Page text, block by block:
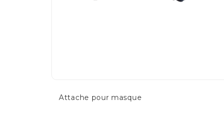
Attache pour masque